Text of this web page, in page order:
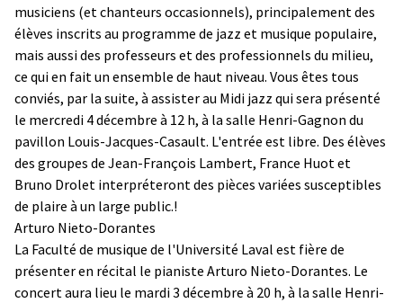
musiciens (et chanteurs occasionnels), principalement des
élèves inscrits au programme de jazz et musique populaire,
mais aussi des professeurs et des professionnels du milieu,
ce qui en fait un ensemble de haut niveau. Vous êtes tous
conviés, par la suite, à assister au Midi jazz qui sera présenté
le mercredi 4 décembre à 12 h, à la salle Henri-Gagnon du
pavillon Louis-Jacques-Casault. L'entrée est libre. Des élèves
des groupes de Jean-François Lambert, France Huot et
Bruno Drolet interpréteront des pièces variées susceptibles
de plaire à un large public.!
Arturo Nieto-Dorantes
La Faculté de musique de l'Université Laval est fière de
présenter en récital le pianiste Arturo Nieto-Dorantes. Le
concert aura lieu le mardi 3 décembre à 20 h, à la salle Henri-